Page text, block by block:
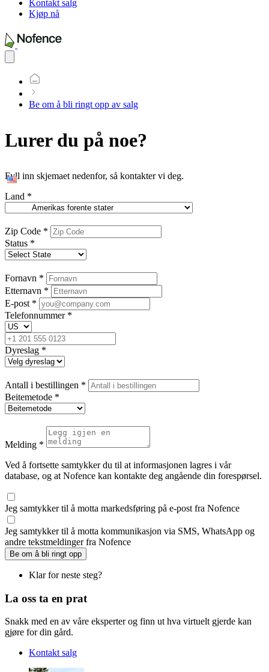
Kontakt salg
Kjøp nå
main
Be om å bli ringt opp av salg
Lurer du på noe?
Fyll inn skjemaet nedenfor, så kontakter vi deg.
Land *
Zip Code *
Status *
Fornavn *
Etternavn *
E-post *
Telefonnummer *
Dyreslag *
Antall i bestillingen *
Beitemetode *
Melding *
Ved å fortsette samtykker du til at informasjonen lagres i vår
database, og at Nofence kan kontakte deg angående din forespørsel.
Jeg samtykker til å motta markedsføring på e-post fra Nofence
Jeg samtykker til å motta kommunikasjon via SMS, WhatsApp og
andre tekstmeldinger fra Nofence
Be om å bli ringt opp
Klar for neste steg?
La oss ta en prat
Snakk med en av våre eksperter og finn ut hva virtuelt gjerde kan
gjøre for din gård.
Kontakt salg